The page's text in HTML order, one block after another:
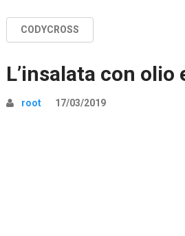
CODYCROSS
L’insalata con olio
root 17/03/2019